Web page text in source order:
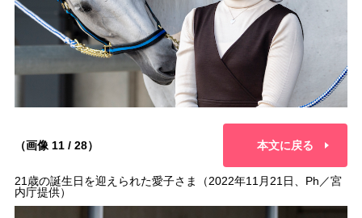
（画像 11 / 28） 本文に戻る
21歳の誕生日を迎えられた愛子さま（2022年11月21日、Ph／宮
内庁提供）